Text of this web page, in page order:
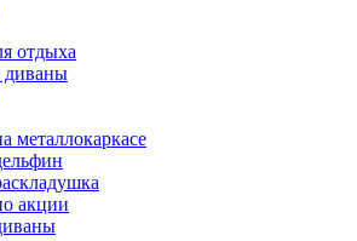
отдыха
металлокаркасе
акции